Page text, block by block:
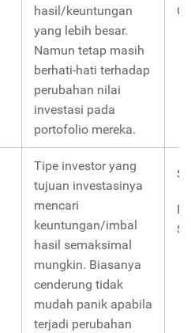
hasil/keuntungan
yang lebih besar.
Namun tetap masih
berhati-hati terhadap
perubahan nilai
investasi pada
portofolio mereka.
Tipe investor yang
tujuan investasinya
mencari
keuntungan/imbal
hasil semaksimal
mungkin. Biasanya
cenderung tidak
mudah panik apabila
terjadi perubahan